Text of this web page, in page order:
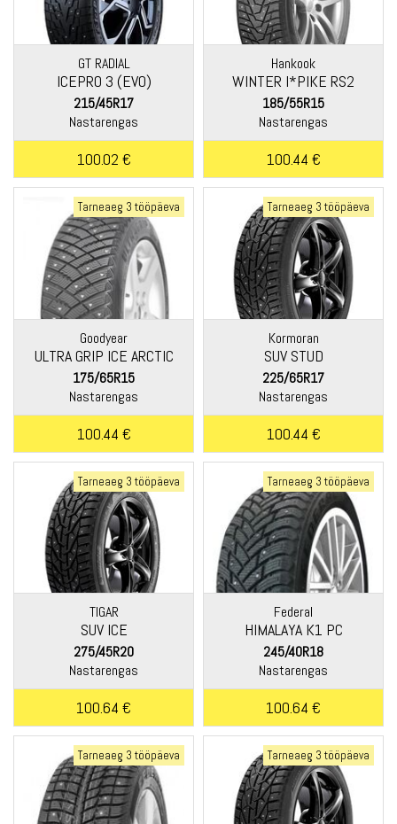
GT RADIAL
ICEPRO 3 (EVO)
215/45R17
Nastarengas
100.02 €
Hankook
WINTER I*PIKE RS2
(W429)
185/55R15
Nastarengas
100.44 €
Tarneaeg 3 tööpäeva
Goodyear
ULTRA GRIP ICE ARCTIC
175/65R15
Nastarengas
100.44 €
Tarneaeg 3 tööpäeva
Kormoran
SUV STUD
225/65R17
Nastarengas
100.44 €
Tarneaeg 3 tööpäeva
TIGAR
SUV ICE
275/45R20
Nastarengas
100.64 €
Tarneaeg 3 tööpäeva
Federal
HIMALAYA K1 PC
245/40R18
Nastarengas
100.64 €
Tarneaeg 3 tööpäeva Tarneaeg 3 tööpäeva